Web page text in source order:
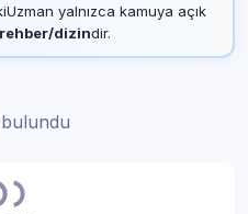
yalnızca kamuya açık
rehber/dizindir.